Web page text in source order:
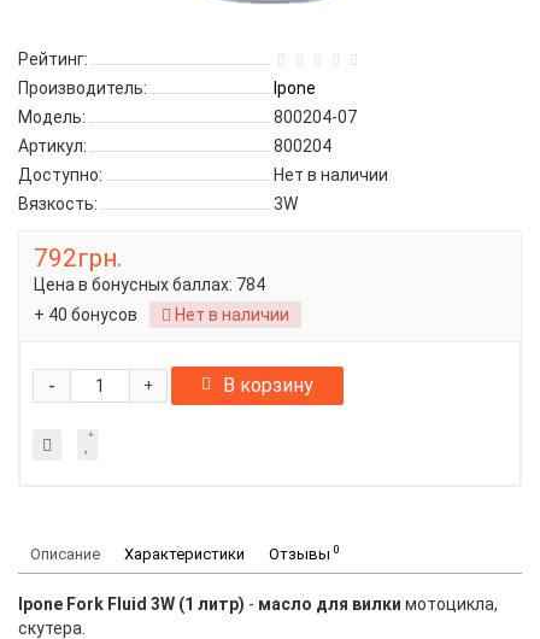
Рейтинг:
Производитель:
Ipone
Модель:
800204-07
Артикул:
800204
Доступно:
Нет в наличии
Вязкость:
3W
792грн.
Цена в бонусных баллах: 784
+ 40 бонусов
Нет в наличии
+
- В корзину
Описание Характеристики Отзывы 0
Ipone Fork Fluid 3W (1 литр) - масло для вилки мотоцикла,
скутера.